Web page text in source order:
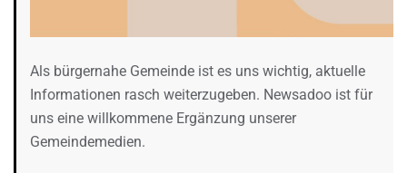
Als bürgernahe Gemeinde ist es uns wichtig, aktuelle
Informationen rasch weiterzugeben. Newsadoo ist für
uns eine willkommene Ergänzung unserer
Gemeindemedien.